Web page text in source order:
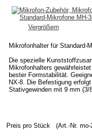
Vergrößern
Mikrofonhalter für Standard-
Die spezielle
Mikrofonhalters
bester Formstabilität.
NX-8. Die Befestigung
Stativgewinden mit 9 mm (3/
Preis pro Stück (Art.-Nr. mo-